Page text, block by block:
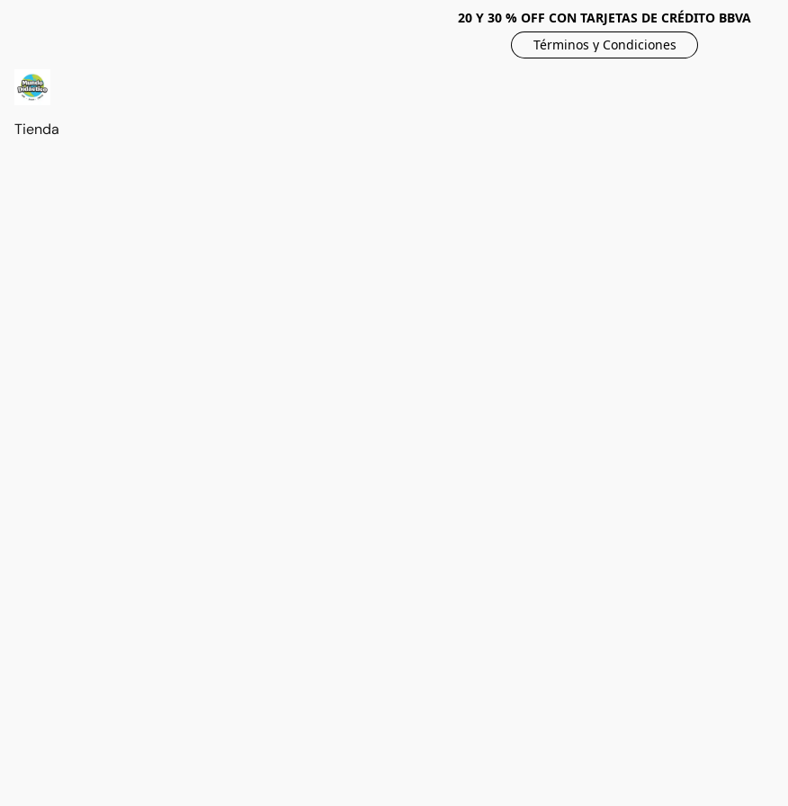
20 Y 30 % OFF CON TARJETAS DE CRÉDITO BBVA
Términos y Condiciones
Tienda